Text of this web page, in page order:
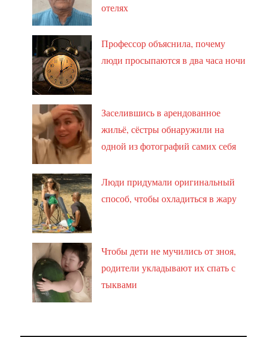
отелях
Профессор объяснила, почему
люди просыпаются в два часа ночи
Заселившись в арендованное
жильё, сёстры обнаружили на
одной из фотографий самих себя
Люди придумали оригинальный
способ, чтобы охладиться в жару
Чтобы дети не мучились от зноя,
родители укладывают их спать с
тыквами